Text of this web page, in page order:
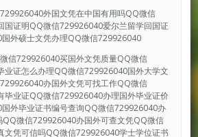
外国文凭在中国有用吗QQ微信
国证明QQ微信729926040爱尔兰留学回国证
外硕士文凭办理QQ微信729926040
信729926040买国外文凭质量QQ微信
业证怎么办理QQ微信729926040国外大学文
办国外文凭可找工作QQ微信
毕业证QQ微信729926040办理国外毕业证价
外毕业证书编号查询QQ微信729926040办
QQ微信729926040办国外可查文凭QQ微信
文凭可信吗QQ微信729926040学士学位证书